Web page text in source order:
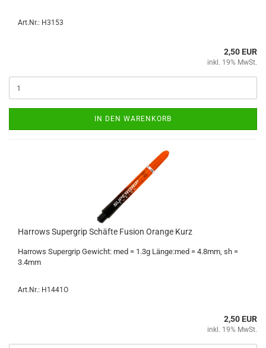
Art.Nr.: H3153
2,50 EUR
inkl. 19% MwSt.
IN DEN WARENKORB
Har­rows Su­per­grip Schäf­te Fu­si­on Oran­ge Kurz
Har­rows Su­per­grip Ge­wicht: med = 1.3g Länge:med = 4.8mm, sh =
3.4mm
Art.Nr.: H1441O
2,50 EUR
inkl. 19% MwSt.